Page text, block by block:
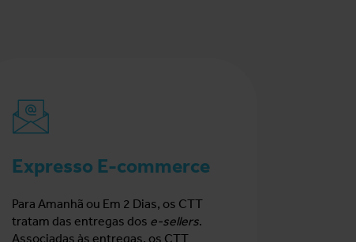
Expresso E-commerce
Para Amanhã ou Em 2 Dias, os CTT
tratam das entregas dos e-sellers.
Associadas às entregas, os CTT